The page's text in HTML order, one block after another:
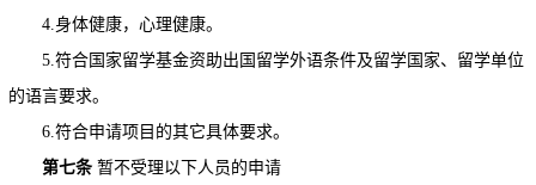
4.身体健康，心理健康。
5.符合国家留学基金资助出国留学外语条件及留学国家、留学单位
的语言要求。
6.符合申请项目的其它具体要求。
第七条暂不受理以下人员的申请